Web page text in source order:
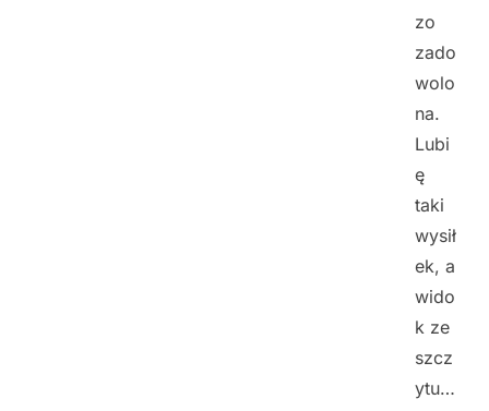
zo
zado
wolo
na.
Lubi
ę
taki
wysił
ek, a
wido
k ze
szcz
ytu…